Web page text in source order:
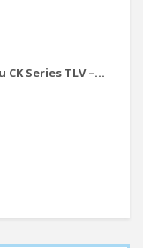
CK Series TLV –...